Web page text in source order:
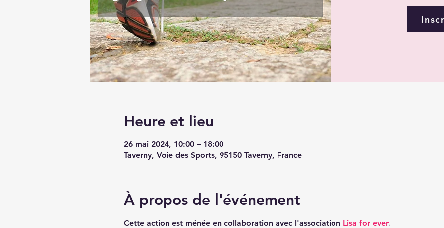
Heure et lieu
26 mai 2024, 10:00 – 18:00
Taverny, Voie des Sports, 95150 Taverny, France
À propos de l'événement
Cette action est ménée en collaboration avec l'association Lisa for ever.